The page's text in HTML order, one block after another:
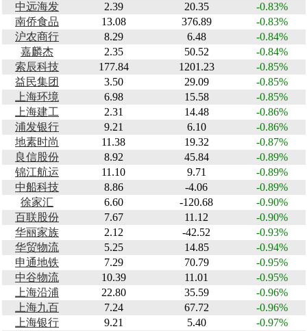
中远海发
2.39 20.35
-0.83%
南侨食品
13.08 376.89
-0.83%
沪农商行
8.29 6.48
-0.84%
嘉麟杰
2.35 50.52
-0.84%
索辰科技
177.84 1201.23
-0.85%
益民集团
3.50 29.09
-0.85%
上海环境
6.98 15.58
-0.85%
上海建工
2.31 14.48
-0.86%
浦发银行
9.21 6.10
-0.86%
地素时尚
11.38 19.32
-0.87%
良信股份
8.92 45.84
-0.89%
锦江航运
11.10 9.71
-0.89%
中船科技
8.86 -4.06
-0.89%
徐家汇
6.60 -120.68
-0.90%
百联股份
7.67 11.12
-0.90%
华丽家族
2.12 -42.52
-0.93%
华贸物流
5.25 14.85
-0.94%
申通地铁
7.29 70.79
-0.95%
中谷物流
10.39 11.01
-0.95%
上海沿浦
22.80 35.59
-0.96%
上海九百
7.24 67.72
-0.96%
上海银行
9.21 5.40
-0.97%